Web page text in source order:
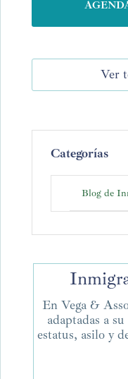
Ver
Categorías
Blog de
En Vega &
adaptadas a
estatus, asilo y